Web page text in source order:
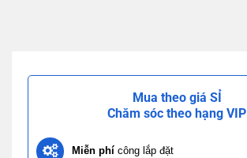
Mua theo giá SỈ
Chăm sóc theo hạng VIP
Miễn phí công lắp đặt